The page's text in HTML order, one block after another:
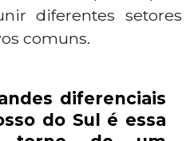
diferentes setores
comuns.
diferenciais
do Sul é essa